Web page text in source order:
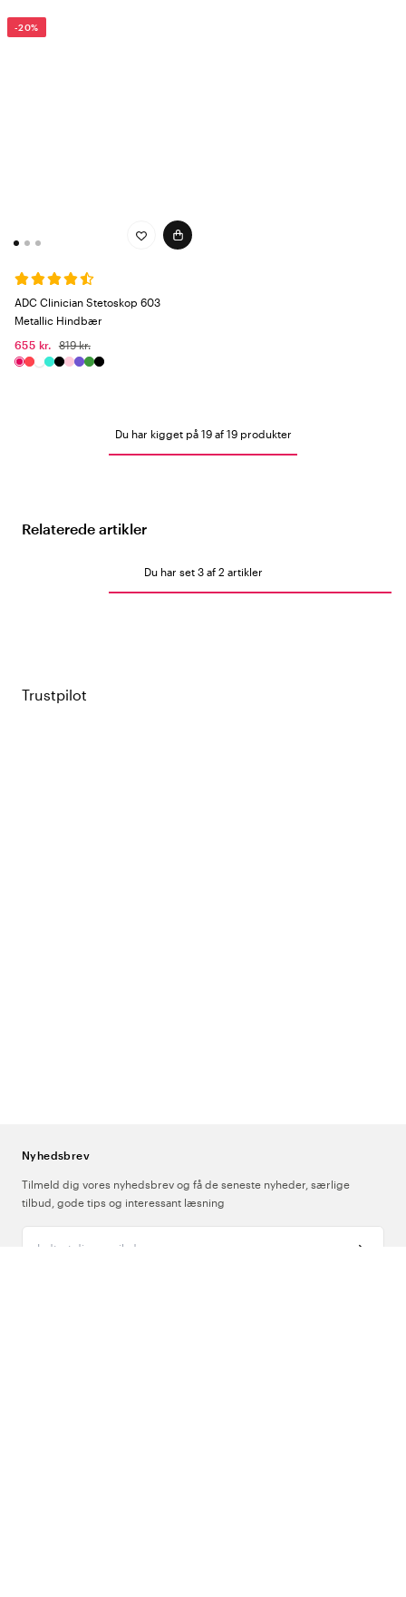
-20%
ADC Clinician Stetoskop 603
Metallic Hindbær
655 kr.
819 kr.
Du har kigget på 19 af 19 produkter
Relaterede artikler
Du har set 3 af 2 artikler
Trustpilot
Nyhedsbrev
Tilmeld dig vores nyhedsbrev og få de seneste nyheder, særlige
tilbud, gode tips og interessant læsning